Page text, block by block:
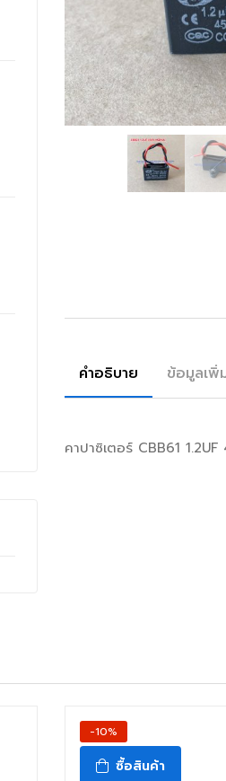
คำอธิบาย ข้อมูลเพิ่
คาปาซิเตอร์ CBB61
-10%
ซื้อสินค้า